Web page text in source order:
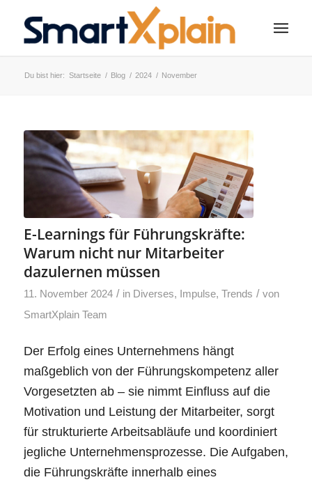
Du bist hier: Startseite / Blog / 2024 / November
E-Learnings für Führungskräfte:
Warum nicht nur Mitarbeiter
dazulernen müssen
11. November 2024 / in Diverses, Impulse, Trends / von
SmartXplain Team
Der Erfolg eines Unternehmens hängt
maßgeblich von der Führungskompetenz aller
Vorgesetzten ab – sie nimmt Einfluss auf die
Motivation und Leistung der Mitarbeiter, sorgt
für strukturierte Arbeitsabläufe und koordiniert
jegliche Unternehmensprozesse. Die Aufgaben,
die Führungskräfte innerhalb eines